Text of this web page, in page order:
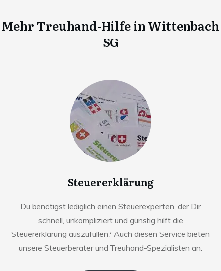
Mehr Treuhand-Hilfe in Wittenbach
SG
Steuererklärung
Du benötigst lediglich einen Steuerexperten, der Dir
schnell, unkompliziert und günstig hilft die
Steuererklärung auszufüllen? Auch diesen Service bieten
unsere Steuerberater und Treuhand-Spezialisten an.